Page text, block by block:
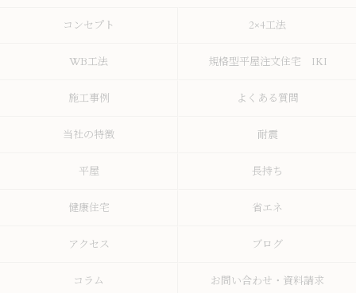
コンセプト 2×4工法
WB工法 規格型平屋注文住宅 IKI
施工事例 よくある質問
当社の特徴 耐震
平屋 長持ち
健康住宅 省エネ
アクセス ブログ
コラム お問い合わせ・資料請求